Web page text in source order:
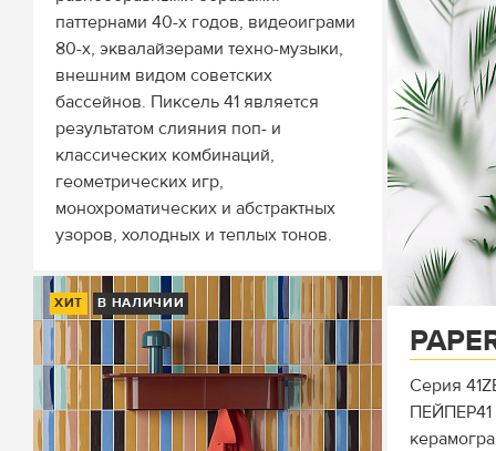
паттернами 40-х годов, видеоиграми
80-х, эквалайзерами техно-музыки,
внешним видом советских
бассейнов. Пиксель 41 является
результатом слияния поп- и
классических комбинаций,
геометрических игр,
монохроматических и абстрактных
узоров, холодных и теплых тонов.
Серия
ХИТ В НАЛИЧИИ